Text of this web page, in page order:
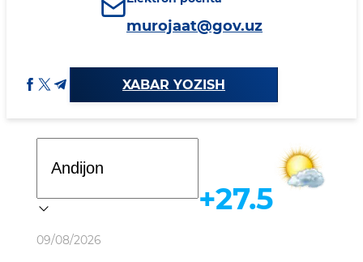
murojaat@gov.uz
XABAR YOZISH
Ob-havo
09/08/2026
+27.5